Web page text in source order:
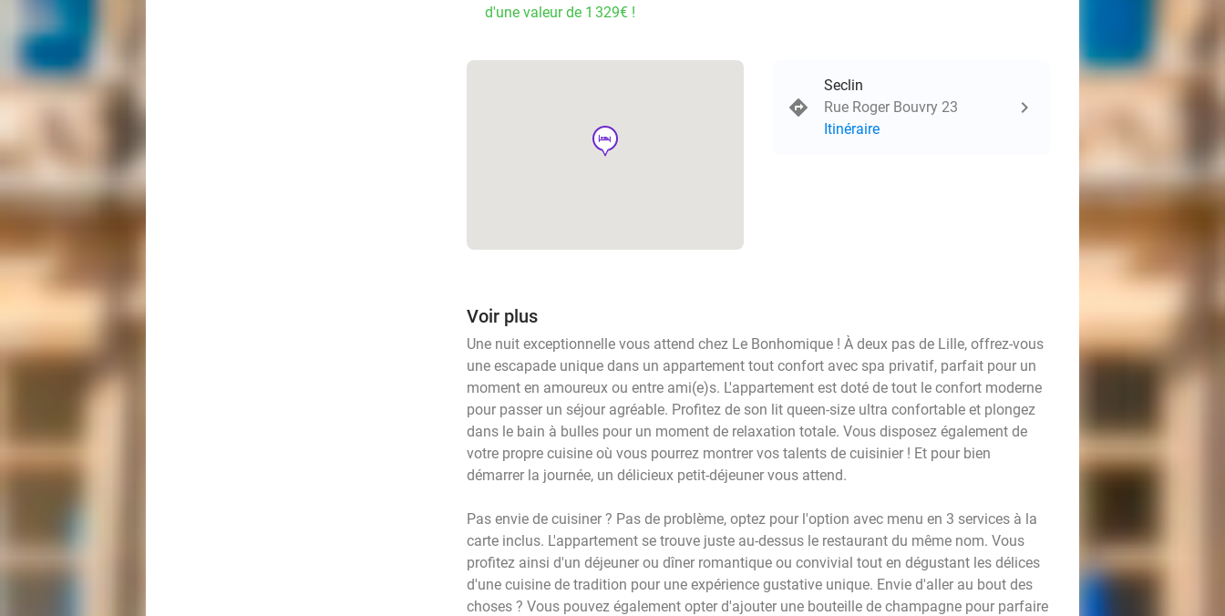
d'une valeur de 1 329€ !
hotel
Seclin
Rue Roger Bouvry 23
Itinéraire
Voir plus
Une nuit exceptionnelle vous attend chez Le Bonhomique ! À deux pas de Lille, offrez-vous
une escapade unique dans un appartement tout confort avec spa privatif, parfait pour un
moment en amoureux ou entre ami(e)s. L'appartement est doté de tout le confort moderne
pour passer un séjour agréable. Profitez de son lit queen-size ultra confortable et plongez
dans le bain à bulles pour un moment de relaxation totale. Vous disposez également de
votre propre cuisine où vous pourrez montrer vos talents de cuisinier ! Et pour bien
démarrer la journée, un délicieux petit-déjeuner vous attend.
Pas envie de cuisiner ? Pas de problème, optez pour l'option avec menu en 3 services à la
carte inclus. L'appartement se trouve juste au-dessus le restaurant du même nom. Vous
profitez ainsi d'un déjeuner ou dîner romantique ou convivial tout en dégustant les délices
d'une cuisine de tradition pour une expérience gustative unique. Envie d'aller au bout des
choses ? Vous pouvez également opter d'ajouter une bouteille de champagne pour parfaire